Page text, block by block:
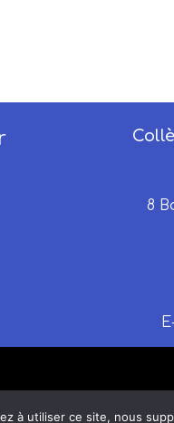
8
à utiliser ce site, nous